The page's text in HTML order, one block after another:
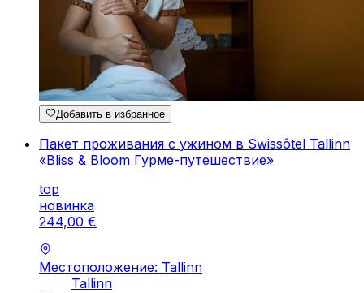
Добавить в избранное
Пакет проживания с ужином в Swissôtel Tallinn
«Bliss & Bloom Гурме-путешествие»
top
новинка
244,00 €
Местоположение: Tallinn
Tallinn